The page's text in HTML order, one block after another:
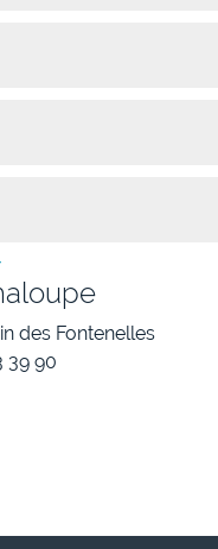
des Fontenelles
39 90